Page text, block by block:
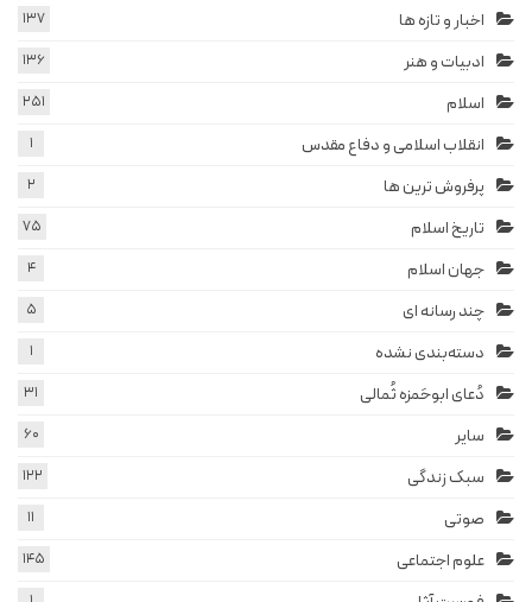
اخبار و تازه ها 137
ادبیات و هنر 136
اسلام 251
انقلاب اسلامی و دفاع مقدس 1
پرفروش ترین ها 2
تاریخ اسلام 75
جهان اسلام 4
چند رسانه ای 5
دسته‌بندی نشده 1
دُعای ابوحَمزه ثُمالی 31
سایر 60
سبک زندگی 122
صوتی 11
علوم اجتماعی 145